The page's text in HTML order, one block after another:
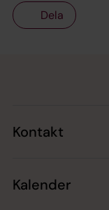
Dela
Kontakt
Kalender